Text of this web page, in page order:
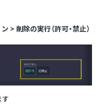
> 削除の実行（許可・禁止）